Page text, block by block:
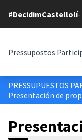
#DecidimCastellolí-
Pressupostos
PRESSUPUESTOS
Presentación de